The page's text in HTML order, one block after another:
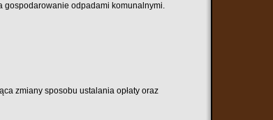
gospodarowanie odpadami komunalnymi.
zmiany sposobu ustalania opłaty oraz